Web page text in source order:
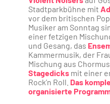
Stadtparkbühne mit
vor dem britischen
Musiker am Sonntag
einerfetzigen
und Gesang, das
Kammermusik, der
Mischung aus
Stagedicks mit einer
Rock’n Roll. Das
organisierte